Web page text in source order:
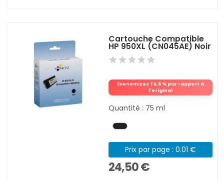
Cartouche Compatible
HP 950XL (CN045AE) Noir
Économisez 74,5 % par rapport à
l'original
Quantité : 75 ml
Prix par page : 0.01 €
24,50 €